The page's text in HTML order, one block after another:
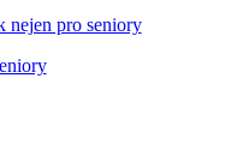
nejen pro seniory